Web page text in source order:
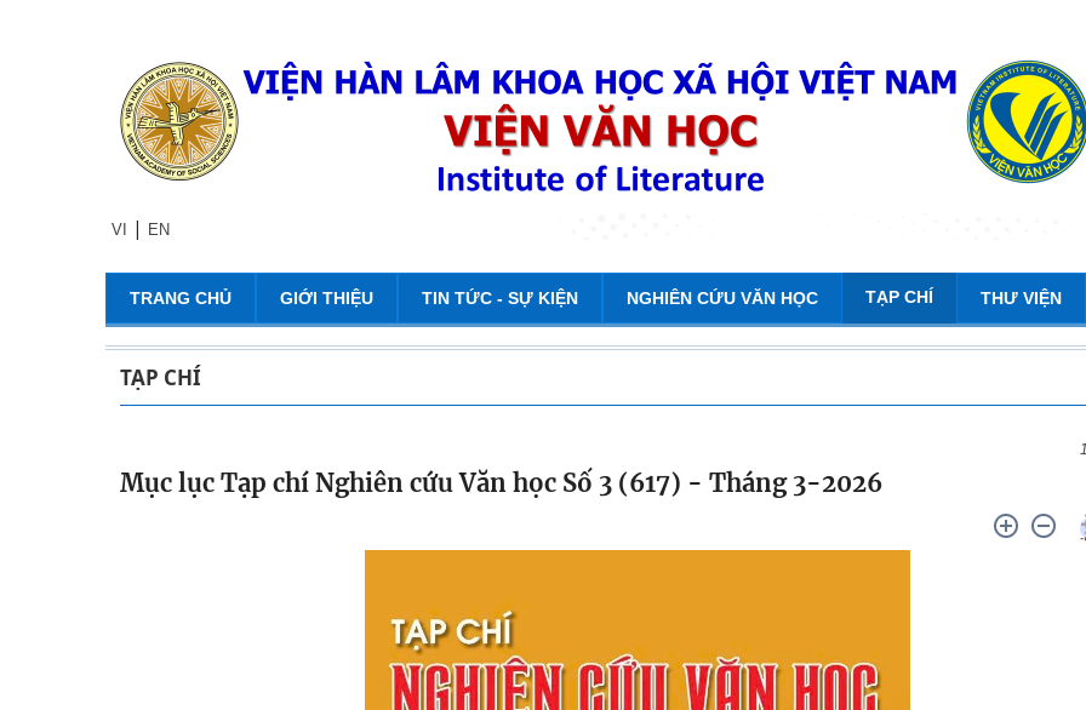
VI | EN
TRANG CHỦ GIỚI THIỆU TIN TỨC - SỰ KIỆN NGHIÊN CỨU VĂN HỌC TẠP CHÍ THƯ VIỆN
TẠP CHÍ
Mục lục Tạp chí Nghiên cứu Văn học Số 3 (617) - Tháng 3-2026